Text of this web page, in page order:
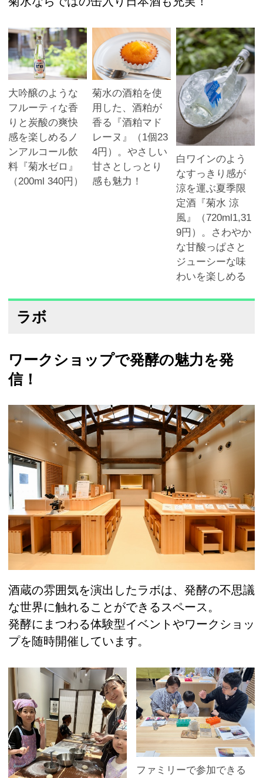
大吟醸のような
フルーティな香
りと炭酸の爽快
感を楽しめるノ
ンアルコール飲
料『菊水ゼロ』
（200ml 340円）
菊水の酒粕を使
用した、酒粕が
香る『酒粕マド
レーヌ』（1個23
4円）。やさしい
甘さとしっとり
感も魅力！
白ワインのよう
なすっきり感が
涼を運ぶ夏季限
定酒『菊水 涼
風』（720ml1,31
9円）。さわやか
な甘酸っぱさと
ジューシーな味
わいを楽しめる
ラボ
ワークショップで発酵の魅力を発
信！
酒蔵の雰囲気を演出したラボは、発酵の不思議
な世界に触れることができるスペース。
発酵にまつわる体験型イベントやワークショッ
プを随時開催しています。
ファミリーで参加できる